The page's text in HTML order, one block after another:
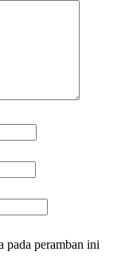
pada peramban ini